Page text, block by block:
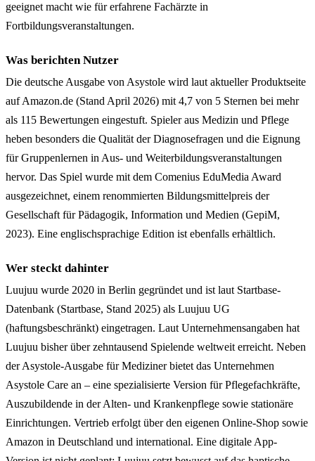
geeignet macht wie für erfahrene Fachärzte in
Fortbildungsveranstaltungen.
Was berichten Nutzer
Die deutsche Ausgabe von Asystole wird laut aktueller Produktseite
auf Amazon.de (Stand April 2026) mit 4,7 von 5 Sternen bei mehr
als 115 Bewertungen eingestuft. Spieler aus Medizin und Pflege
heben besonders die Qualität der Diagnosefragen und die Eignung
für Gruppenlernen in Aus- und Weiterbildungsveranstaltungen
hervor. Das Spiel wurde mit dem Comenius EduMedia Award
ausgezeichnet, einem renommierten Bildungsmittelpreis der
Gesellschaft für Pädagogik, Information und Medien (GepiM,
2023). Eine englischsprachige Edition ist ebenfalls erhältlich.
Wer steckt dahinter
Luujuu wurde 2020 in Berlin gegründet und ist laut Startbase-
Datenbank (Startbase, Stand 2025) als Luujuu UG
(haftungsbeschränkt) eingetragen. Laut Unternehmensangaben hat
Luujuu bisher über zehntausend Spielende weltweit erreicht. Neben
der Asystole-Ausgabe für Mediziner bietet das Unternehmen
Asystole Care an – eine spezialisierte Version für Pflegefachkräfte,
Auszubildende in der Alten- und Krankenpflege sowie stationäre
Einrichtungen. Vertrieb erfolgt über den eigenen Online-Shop sowie
Amazon in Deutschland und international. Eine digitale App-